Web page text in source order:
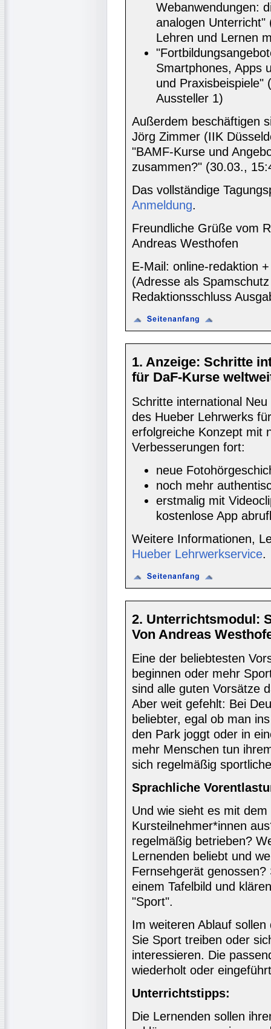
Webanwendungen:
analogen Unterricht"
Lehren und Lernen
Smartphones, Apps
und Praxisbeispiele"
Aussteller 1)
Außerdem beschäftigen
Jörg Zimmer (IIK
"BAMF-Kurse und
zusammen?" (30.03.,
Das vollständige
Anmeldung.
Freundliche Grüße vom
Andreas Westhofen
E-Mail: online-redaktion
(Adresse als
Redaktionsschluss
1. Anzeige: Schritte
für DaF-Kurse
Schritte international
des Hueber Lehrwerks
erfolgreiche Konzept mit
Verbesserungen fort:
neue
noch mehr
erstmalig mit
kostenlose App
Weitere Informationen,
Hueber Lehrwerkservice.
2. Unterrichtsmodul:
Von Andreas
Eine der beliebtesten
beginnen oder mehr
sind alle guten Vorsätze
Aber weit gefehlt: Bei
beliebter, egal ob man
den Park joggt oder in
mehr Menschen tun
sich regelmäßig
Sprachliche
Und wie sieht es mit
Kursteilnehmer*innen
regelmäßig betrieben?
Lernenden beliebt und
Fernsehgerät
einem Tafelbild und
"Sport".
Im weiteren Ablauf
Sie Sport treiben oder
interessieren. Die
wiederholt oder
Unterrichtstipps:
Die Lernenden sollen